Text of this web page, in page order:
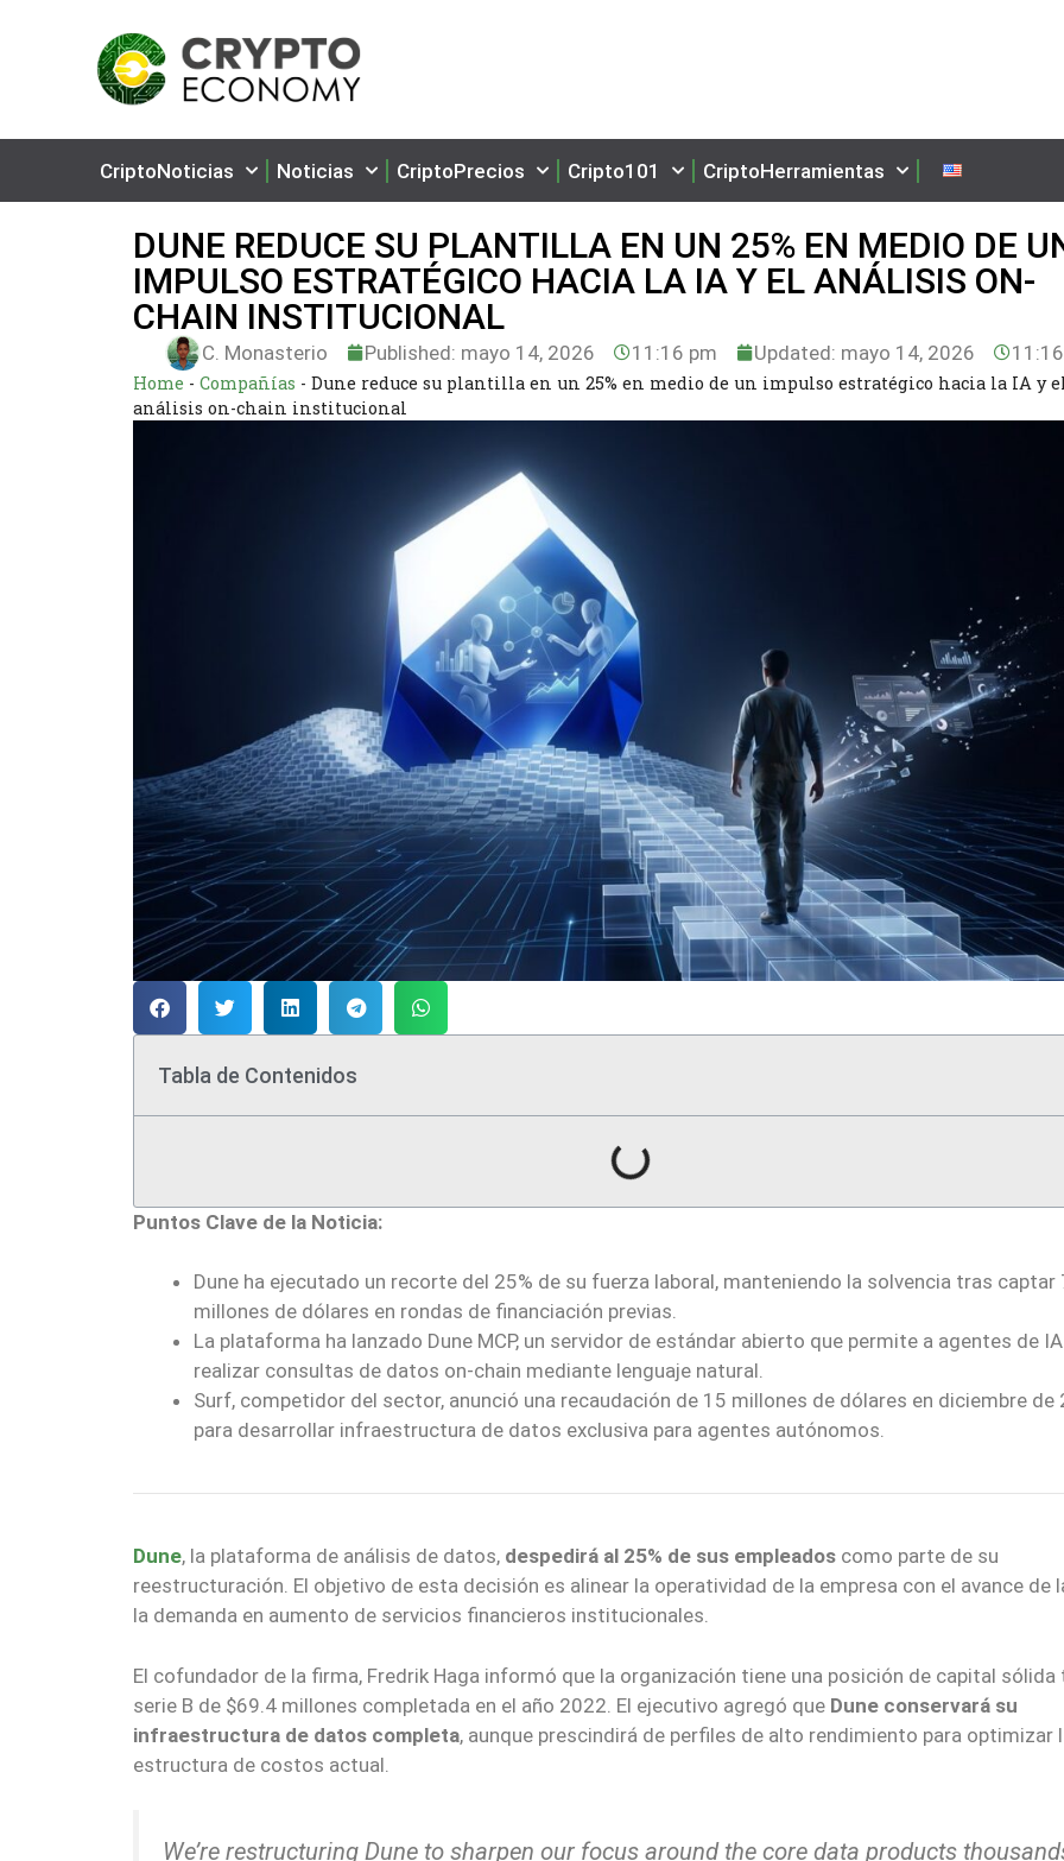
CriptoNoticias Noticias CriptoPrecios Cripto101 CriptoHerramientas
DUNE REDUCE SU PLANTILLA EN UN 25% EN MEDIO DE
IMPULSO ESTRATÉGICO HACIA LA IA Y EL ANÁLISIS ON-
CHAIN INSTITUCIONAL
C. Monasterio Published: mayo 14, 2026 11:16 pm Updated: mayo 14, 2026
Home - Compañías - Dune reduce su plantilla en un 25% en medio de un impulso estratégico hacia la IA y
análisis on-chain institucional
Tabla de Contenidos
Puntos Clave de la Noticia:
Dune ha ejecutado un recorte del 25% de su fuerza laboral, manteniendo la solvencia tras captar
millones de dólares en rondas de financiación previas.
La plataforma ha lanzado Dune MCP, un servidor de estándar abierto que permite a agentes de IA
realizar consultas de datos on-chain mediante lenguaje natural.
Surf, competidor del sector, anunció una recaudación de 15 millones de dólares en diciembre de
para desarrollar infraestructura de datos exclusiva para agentes autónomos.
Dune, la plataforma de análisis de datos, despedirá al 25% de sus empleados como parte de su
reestructuración. El objetivo de esta decisión es alinear la operatividad de la empresa con el avance de
la demanda en aumento de servicios financieros institucionales.
El cofundador de la firma, Fredrik Haga informó que la organización tiene una posición de capital sólida
serie B de $69.4 millones completada en el año 2022. El ejecutivo agregó que Dune conservará su
infraestructura de datos completa, aunque prescindirá de perfiles de alto rendimiento para optimizar
estructura de costos actual.
We’re restructuring Dune to sharpen our focus around the core data products